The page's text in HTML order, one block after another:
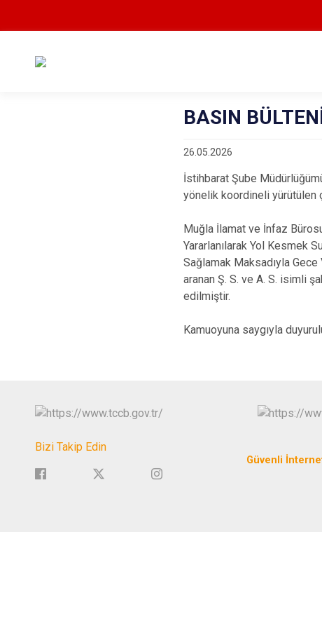
BASIN
26.05.2026
İstihbarat Şube
yönelik koordineli yürütülen
Muğla İlamat ve İnfaz
Yararlanılarak Yol Kesmek
Sağlamak Maksadıyla Gece
aranan Ş. S. ve A. S. isimli
edilmiştir.
Kamuoyuna saygıyla
Bizi Takip Edin
Güvenli